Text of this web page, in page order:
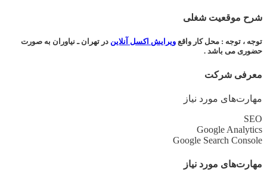
شرح موقعیت شغلی
توجه ، توجه : محل کار واقع ویرایش اکسل آنلاین در تهران ـ نیاوران به صورت
حضوری می باشد .
معرفی شرکت
مهارت‌های مورد نیاز
SEO
Google Analytics
Google Search Console
مهارت‌های مورد نیاز